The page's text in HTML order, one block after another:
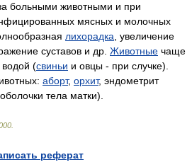
больными животными и при
мясных и молочных
лихорадка , увеличение
суставов и др. Животные чаще
(свиньи и овцы - при случке).
аборт, орхит, эндометрит
тела матки).
реферат